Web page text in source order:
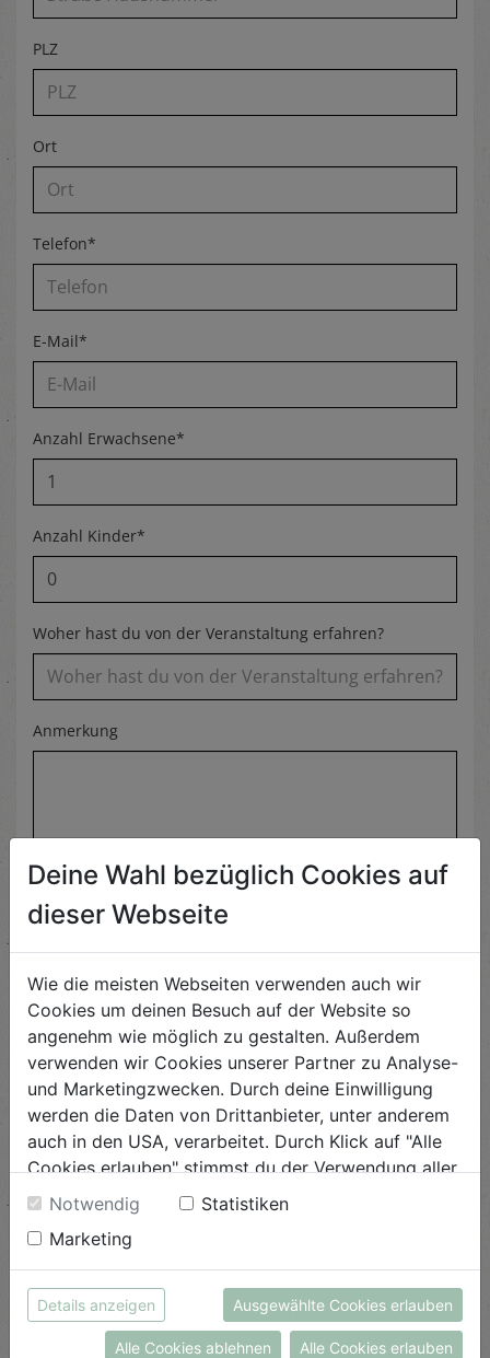
PLZ
Ort
Telefon*
E-Mail*
Anzahl Erwachsene*
Anzahl Kinder*
Woher hast du von der Veranstaltung erfahren?
Anmerkung
Ja, ich habe dieDatenschutzerklärung
gegebenenfalls angeführte Stornobedingungen
gelesen und bin damit einverstanden!*
Ich möchte über Veranstaltungen und Termine am
Biohof per E-Mail informiert werden.
Ich habe folgenden Hinweis gelesen: während der
Veranstaltung werden vom Biohof Achleitner Fotos
und / oder Videos zu Zwecken der
Öffentlichkeitsarbeit gemacht. Solltest du nicht
damit einverstanden sein, bitten wir dich, den
darauf hinzu weisen.*
Deine Wahl bezüglich Cookies auf
dieser Webseite
Wie die meisten Webseiten verwenden auch wir
Cookies um deinen Besuch auf der Website so
angenehm wie möglich zu gestalten. Außerdem
verwenden wir Cookies unserer Partner zu Analyse-
und Marketingzwecken. Durch deine Einwilligung
werden die Daten von Drittanbieter, unter anderem
auch in den USA, verarbeitet. Durch Klick auf "Alle
Cookies erlauben" stimmst du der Verwendung aller
Cookies zu. Unter "Details anzeigen" findest du alle
Infos zu den unterschiedlichen Cookies, du kannst
auch entscheiden, welche Cookies du erlauben
möchtest.
Weitere Informationen findest du in unserer
Datenschutzerklärung
bzw. imImpressum
Notwendig
Statistiken
Marketing
Details anzeigen Ausgewählte Cookies erlauben
Alle Cookies ablehnen Alle Cookies erlauben